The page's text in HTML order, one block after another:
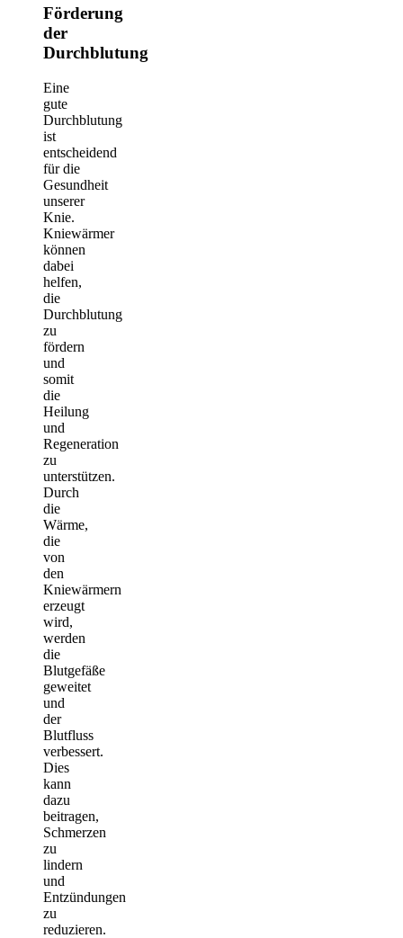
Förderung
der
Durchblutung
Eine
gute
Durchblutung
ist
entscheidend
für die
Gesundheit
unserer
Knie.
Kniewärmer
können
dabei
helfen,
die
Durchblutung
zu
fördern
und
somit
die
Heilung
und
Regeneration
zu
unterstützen.
Durch
die
Wärme,
die
von
den
Kniewärmern
erzeugt
wird,
werden
die
Blutgefäße
geweitet
und
der
Blutfluss
verbessert.
Dies
kann
dazu
beitragen,
Schmerzen
zu
lindern
und
Entzündungen
zu
reduzieren.